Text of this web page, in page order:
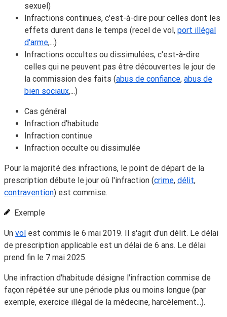
sexuel)
Infractions continues, c'est-à-dire pour celles dont les
effets durent dans le temps (recel de vol, port illégal
d'arme,...)
Infractions occultes ou dissimulées, c'est-à-dire
celles qui ne peuvent pas être découvertes le jour de
la commission des faits (abus de confiance, abus de
bien sociaux,...)
Cas général
Infraction d'habitude
Infraction continue
Infraction occulte ou dissimulée
Pour la majorité des infractions, le point de départ de la
prescription débute le jour où l'infraction (crime, délit,
contravention) est commise.
Exemple
Un vol est commis le 6 mai 2019. Il s'agit d'un délit. Le délai
de prescription applicable est un délai de 6 ans. Le délai
prend fin le 7 mai 2025.
Une infraction d'habitude désigne l'infraction commise de
façon répétée sur une période plus ou moins longue (par
exemple, exercice illégal de la médecine, harcèlement...).